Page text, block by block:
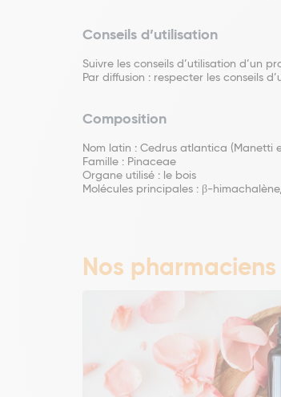
Conseils d’utilisation
Suivre les conseils d’utilisation d’un
Par diffusion : respecter les conseils
Composition
Nom latin : Cedrus atlantica (Manetti
Famille : Pinaceae
Organe utilisé : le bois
Molécules principales : β-
Nos